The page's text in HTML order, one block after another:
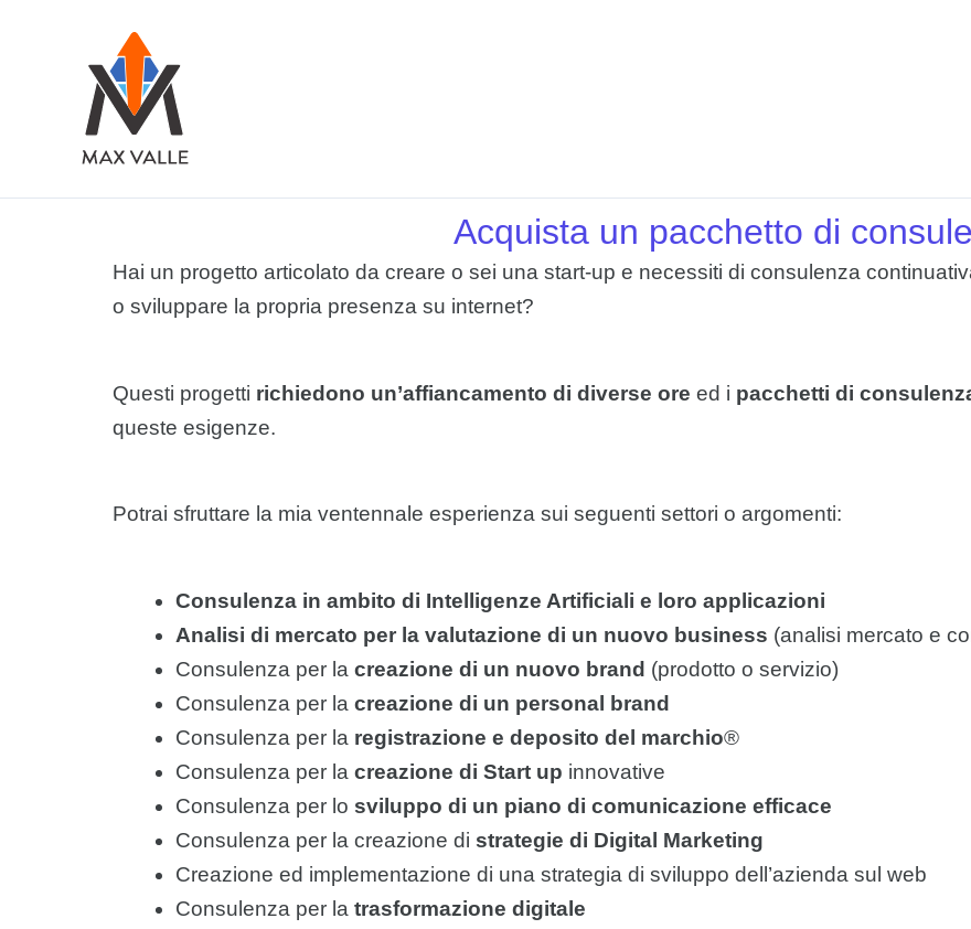
contenuto
Acquista un pacchetto di
Hai un progetto articolato da creare o sei una start-up e necessiti di consulenza
o sviluppare la propria presenza su internet?
Questi progetti richiedono un’affiancamento di diverse ore ed i pacchetti di
queste esigenze.
Potrai sfruttare la mia ventennale esperienza sui seguenti settori o argomenti:
Consulenza in ambito di Intelligenze Artificiali e loro applicazioni
Analisi di mercato per la valutazione di un nuovo business (analisi mercato e
Consulenza per la creazione di un nuovo brand (prodotto o servizio)
Consulenza per la creazione di un personal brand
Consulenza per la registrazione e deposito del marchio®
Consulenza per la creazione di Start up innovative
Consulenza per lo sviluppo di un piano di comunicazione efficace
Consulenza per la creazione di strategie di Digital Marketing
Creazione ed implementazione di una strategia di sviluppo dell’azienda sul web
Consulenza per la trasformazione digitale